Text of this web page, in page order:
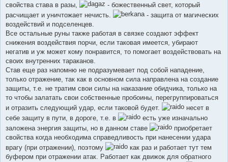
свойства става в разы,
- божественный свет, который
расчищает и уничтожает нечисть.
- защита от магических
воздействий и подселенцев.
Все остальные руны также работая в связке создают эффект
снижения воздействия порчи, если таковая имеется, убирают
негатив и уж может кому понравится, то помогает воздействовать на
своих внутренних тараканов.
Став еще раз напомню не подразумевает под собой нападение,
только отражение, так как в основном сила направлена на создание
защиты, т.е. не тратим свои силы на наказание обидчика, только на
то чтобы залатать свои собственные пробоины, перегруппироваться
и отразить следующий удар, если таковой будет.
несет в
себе защиту в пути, в дороге, т.е. в
есть уже изначально
заложена энергия защиты, но в данном ставе
приобретает
свойства когда необходима справедливость при нанесении удара
врагу (при отражении), поэтому
как раз и работает тут тем
буфером при отражении атак. Работает как движок для обратного